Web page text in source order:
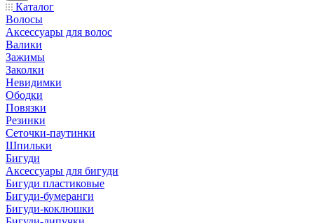
Каталог
Волосы
Аксессуары для волос
Валики
Зажимы
Заколки
Невидимки
Ободки
Повязки
Резинки
Сеточки-паутинки
Шпильки
Бигуди
Аксессуары для бигуди
Бигуди пластиковые
Бигуди-бумеранги
Бигуди-коклюшки